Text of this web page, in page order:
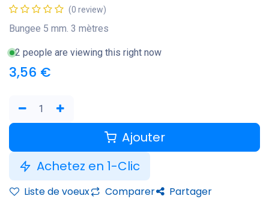
(0 review)
Bungee 5 mm. 3 mètres
2 people are viewing this right now
3,56 €
Ajouter
Achetez en 1-Clic
Liste de voeux Comparer Partager